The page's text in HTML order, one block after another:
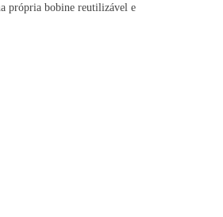
própria bobine reutilizável e